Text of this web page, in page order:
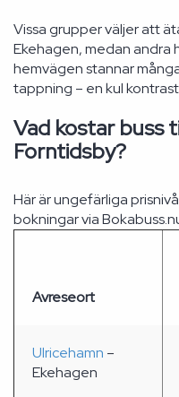
Vissa grupper väljer att
Ekehagen, medan andra
hemvägen stannar
tappning – en kul
Vad kostar buss
Forntidsby?
Här är ungefärliga
bokningar via
Avreseort
Ulricehamn –
Ekehagen